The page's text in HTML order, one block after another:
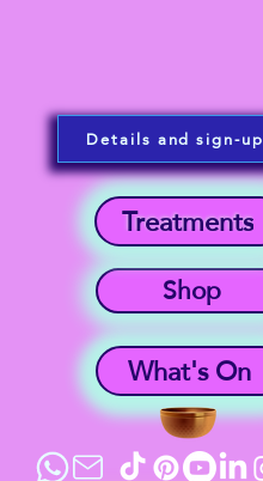
What's On
Shop
Treatments
Details and sign-up